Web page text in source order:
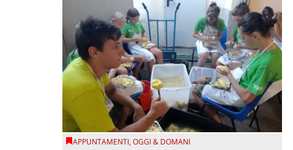
APPUNTAMENTI,OGGI & DOMANI